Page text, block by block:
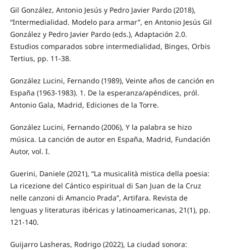
Gil González, Antonio Jesús y Pedro Javier Pardo (2018),
“Intermedialidad. Modelo para armar”, en Antonio Jesús Gil
González y Pedro Javier Pardo (eds.), Adaptación 2.0.
Estudios comparados sobre intermedialidad, Binges, Orbis
Tertius, pp. 11-38.
González Lucini, Fernando (1989), Veinte años de canción en
España (1963-1983). 1. De la esperanza/apéndices, pról.
Antonio Gala, Madrid, Ediciones de la Torre.
González Lucini, Fernando (2006), Y la palabra se hizo
música. La canción de autor en España, Madrid, Fundación
Autor, vol. I.
Guerini, Daniele (2021), “La musicalità mistica della poesia:
La ricezione del Cántico espiritual di San Juan de la Cruz
nelle canzoni di Amancio Prada”, Artifara. Revista de
lenguas y literaturas ibéricas y latinoamericanas, 21(1), pp.
121-140.
Guijarro Lasheras, Rodrigo (2022), La ciudad sonora: